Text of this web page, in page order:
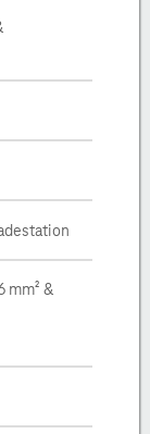
mm² &